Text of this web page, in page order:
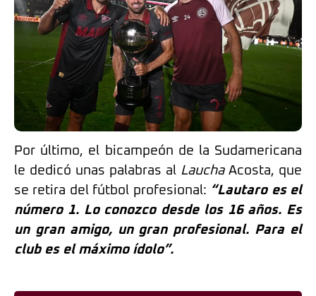
Por último, el bicampeón de la Sudamericana
le dedicó unas palabras al LauchaAcosta, que
se retira del fútbol profesional: “Lautaro es el
número 1. Lo conozco desde los 16 años. Es
un gran amigo, un gran profesional. Para el
club es el máximo ídolo”.